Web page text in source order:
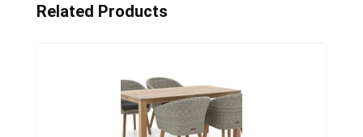
Related Products